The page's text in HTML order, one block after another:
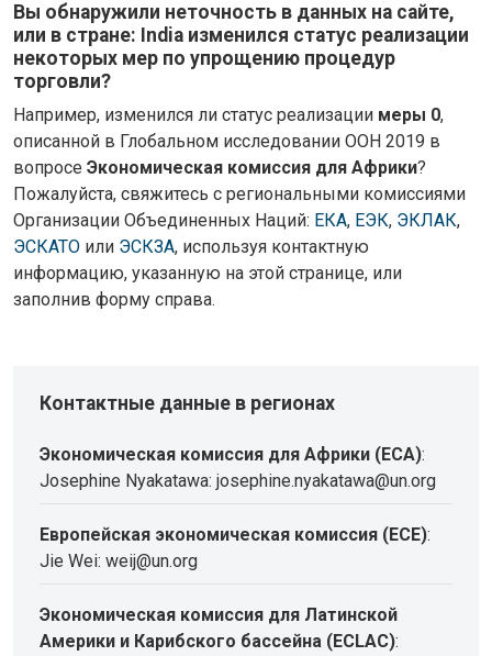
Вы обнаружили неточность в данных на сайте,
или в стране: India изменился статус реализации
некоторых мер по упрощению процедур
торговли?
Например, изменился ли статус реализации меры 0,
описанной в Глобальном исследовании ООН 2019 в
вопросе Экономическая комиссия для Африки?
Пожалуйста, свяжитесь с региональными комиссиями
Организации Объединенных Наций: ЕКА, ЕЭК, ЭКЛАК,
ЭСКАТО или ЭСКЗА, используя контактную
информацию, указанную на этой странице, или
заполнив форму справа.
Контактные данные в регионах
Экономическая комиссия для Африки (ECA):
Josephine Nyakatawa: josephine.nyakatawa@un.org
Европейская экономическая комиссия (ECE):
Jie Wei: weij@un.org
Экономическая комиссия для Латинской
Америки и Карибского бассейна (ECLAC):